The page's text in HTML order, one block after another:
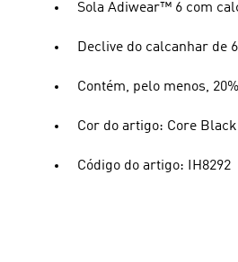
Sola Adiwear™ 6 com
Declive do calcanhar de
Contém, pelo menos,
Cor do artigo: Core
Código do artigo: IH8292